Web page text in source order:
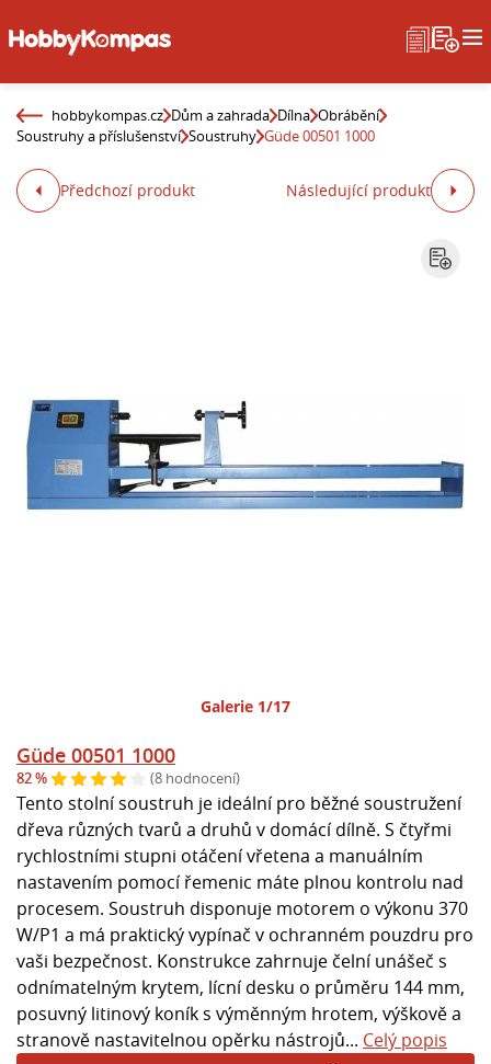
hobbykompas.cz Dům a zahrada Dílna Obrábění
Soustruhy a příslušenství Soustruhy Güde 00501 1000
Předchozí produkt Následující produkt
Galerie 1/17
Güde 00501 1000
82 % (8 hodnocení)
Tento stolní soustruh je ideální pro běžné soustružení
dřeva různých tvarů a druhů v domácí dílně. S čtyřmi
rychlostními stupni otáčení vřetena a manuálním
nastavením pomocí řemenic máte plnou kontrolu nad
procesem. Soustruh disponuje motorem o výkonu 370
W/P1 a má praktický vypínač v ochranném pouzdru pro
vaši bezpečnost. Konstrukce zahrnuje čelní unášeč s
odnímatelným krytem, lícní desku o průměru 144 mm,
posuvný litinový koník s výměnným hrotem, výškově a
stranově nastavitelnou opěrku nástrojů... Celý popis